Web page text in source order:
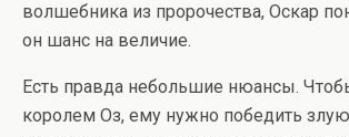
волшебника из пророчества, Оскар
он шанс на величие.
Есть правда небольшие нюансы.
королем Оз, ему нужно победить